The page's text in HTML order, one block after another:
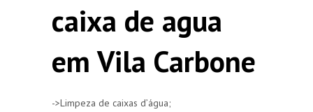
caixa de agua
em Vila Carbone
->Limpeza de caixas d’água;